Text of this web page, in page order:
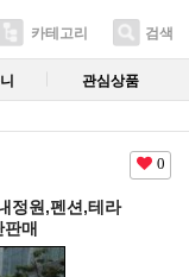
카테고리 검색
관심상품
0
정원,펜션,테라
매